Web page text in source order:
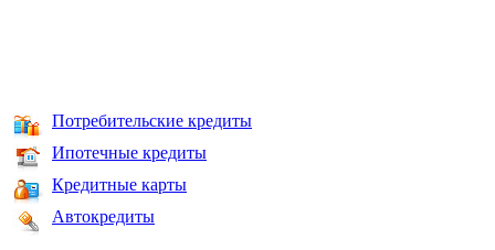
Потребительские кредиты
Ипотечные кредиты
Кредитные карты
Автокредиты